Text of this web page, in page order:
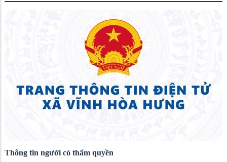
Thông tin người có thẩm quyền